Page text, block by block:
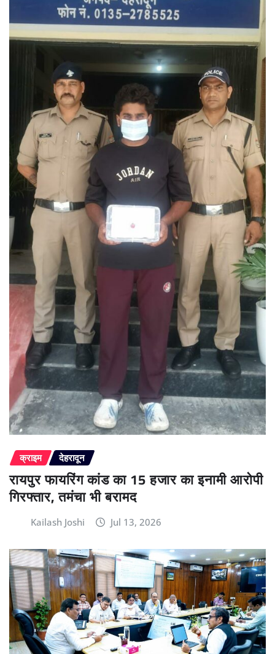
क्राइम देहरादून
रायपुर फायरिंग कांड का 15 हजार का इनामी आरोपी
गिरफ्तार, तमंचा भी बरामद
Kailash Joshi Jul 13, 2026